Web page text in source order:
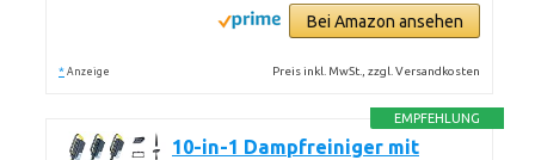
Bei Amazon ansehen
* Anzeige Preis inkl. MwSt., zzgl. Versandkosten
EMPFEHLUNG
10-in-1 Dampfreiniger mit